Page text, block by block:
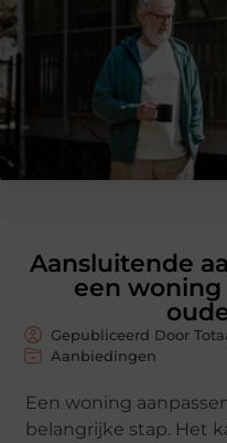
Aansluitende
een woning
Gepubliceerd Door
Aanbiedingen
Een woning
belangrijke stap. Het